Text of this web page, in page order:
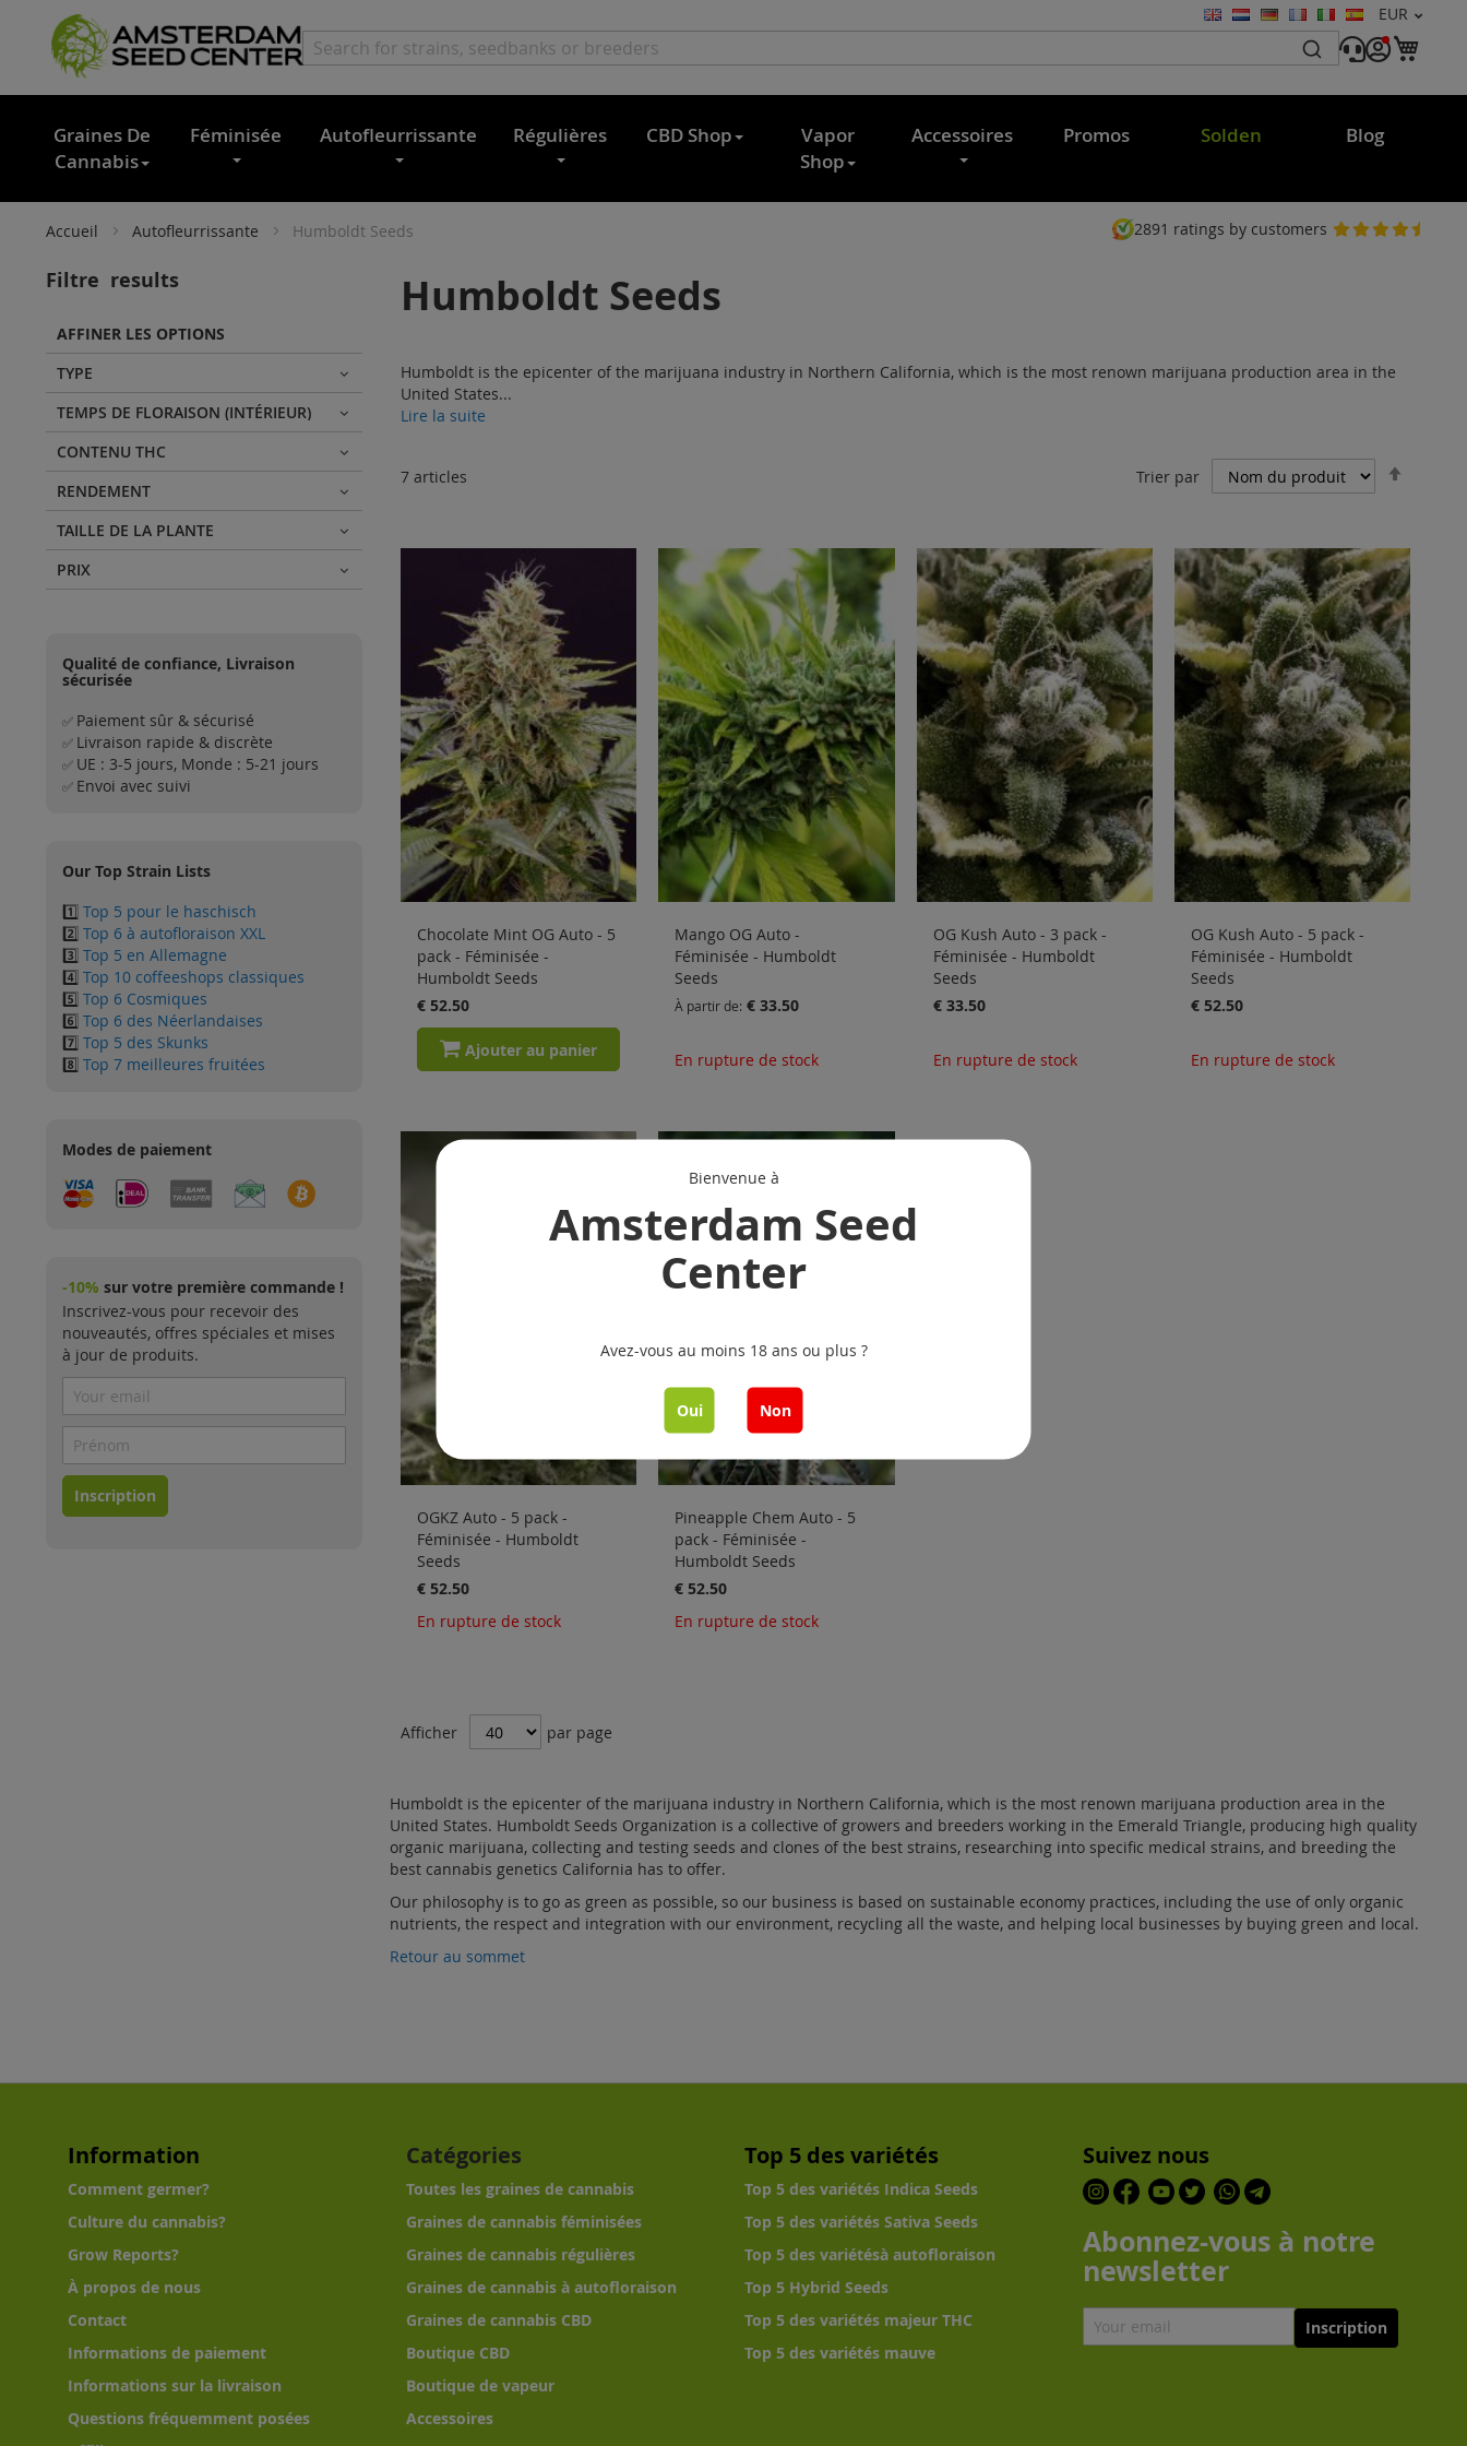
Devise
EUR
Langue
Graines De
Cannabis
Féminisée Autofleurrissante Régulières CBD Shop
Vapor
Shop
Accessoires Promos Solden Blog
Accueil Autofleurrissante Humboldt Seeds 2891 ratings by customers
Humboldt Seeds
Humboldt is the epicenter of the marijuana industry in Northern California, which is the most renown marijuana production area in the
United States...
Lire la suite
7 articles Trier par
Chocolate Mint OG Auto - 5
pack - Féminisée -
Humboldt Seeds
€ 52.50
Ajouter au panier
Mango OG Auto -
Féminisée - Humboldt
Seeds
À partir de € 33.50
En rupture de stock
OG Kush Auto - 3 pack -
Féminisée - Humboldt
Seeds
€ 33.50
En rupture de stock
OG Kush Auto - 5 pack -
Féminisée - Humboldt
Seeds
€ 52.50
En rupture de stock
OGKZ Auto - 5 pack -
Féminisée - Humboldt
Seeds
€ 52.50
En rupture de stock
Pineapple Chem Auto - 5
pack - Féminisée -
Humboldt Seeds
€ 52.50
En rupture de stock
Afficher par page
Humboldt is the epicenter of the marijuana industry in Northern California, which is the most renown marijuana production area in the
United States. Humboldt Seeds Organization is a collective of growers and breeders working in the Emerald Triangle, producing high quality
organic marijuana, collecting and testing seeds and clones of the best strains, researching into specific medical strains, and breeding the
best cannabis genetics California has to offer.
Our philosophy is to go as green as possible, so our business is based on sustainable economy practices, including the use of only organic
nutrients, the respect and integration with our environment, recycling all the waste, and helping local businesses by buying green and local.
Retour au sommet
Filtre results
AFFINER LES OPTIONS
TYPE
TEMPS DE FLORAISON (INTÉRIEUR)
CONTENU THC
RENDEMENT
TAILLE DE LA PLANTE
PRIX
Qualité de confiance, Livraison
sécurisée
✅ Paiement sûr & sécurisé
✅ Livraison rapide & discrète
✅ UE : 3-5 jours, Monde : 5-21 jours
✅ Envoi avec suivi
Our Top Strain Lists
1️⃣ Top 5 pour le haschisch
2️⃣ Top 6 à autofloraison XXL
3️⃣ Top 5 en Allemagne
4️⃣ Top 10 coffeeshops classiques
5️⃣ Top 6 Cosmiques
6️⃣ Top 6 des Néerlandaises
7️⃣ Top 5 des Skunks
8️⃣ Top 7 meilleures fruitées
Modes de paiement
-10% sur votre première commande !
Inscrivez-vous pour recevoir des
nouveautés, offres spéciales et mises
à jour de produits.
Inscription
Bienvenue à
Amsterdam Seed
Center
Avez-vous au moins 18 ans ou plus ?
Oui Non
Information
Comment germer?
Culture du cannabis?
Grow Reports?
À propos de nous
Contact
Informations de paiement
Informations sur la livraison
Questions fréquemment posées
Catégories
Toutes les graines de cannabis
Graines de cannabis féminisées
Graines de cannabis régulières
Graines de cannabis à autofloraison
Graines de cannabis CBD
Boutique CBD
Boutique de vapeur
Accessoires
Top 5 des variétés
Top 5 des variétés Indica Seeds
Top 5 des variétés Sativa Seeds
Top 5 des variétésà autofloraison
Top 5 Hybrid Seeds
Top 5 des variétés majeur THC
Top 5 des variétés mauve
Suivez nous
Abonnez-vous à notre
newsletter
Inscription